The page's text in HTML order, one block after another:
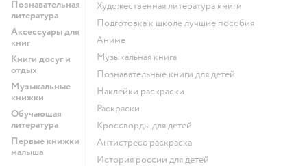
Познавательная
литература
Аксессуары для
книг
Книги досуг и
отдых
Музыкальные
книжки
Обучающая
литература
Первые книжки
малыша
художественная литература книги
подготовка к школе лучшие пособия
Аниме
музыкальная книга
познавательные книги для детей
наклейки раскраски
раскраски
кроссворды для детей
антистресс раскраска
история россии для детей